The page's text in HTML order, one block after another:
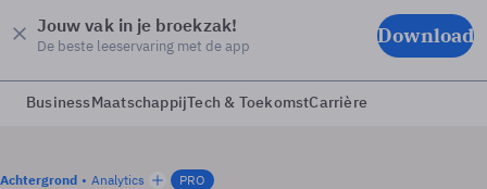
Jouw vak in je broekzak!
De beste leeservaring met de app Download
BusinessMaatschappijTech & ToekomstCarrière
Achtergrond Analytics
PRO